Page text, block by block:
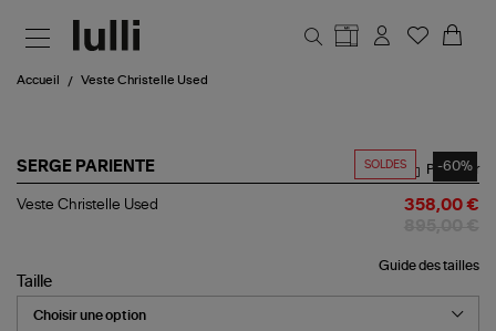
Accueil Veste Christelle Used
SOLDES -60%
SERGE PARIENTE
Veste
Partager
Veste Christelle Used 358,00 €
Guide des tailles
Taille